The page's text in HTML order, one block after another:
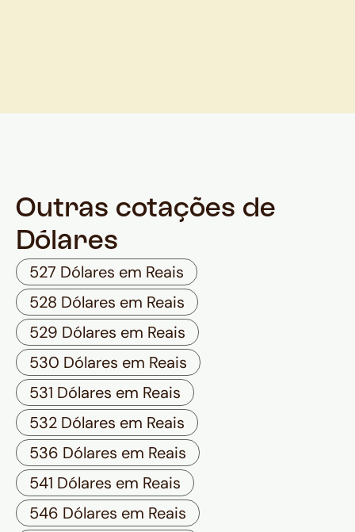
Outras cotações de
Dólares
527 Dólares em Reais
528 Dólares em Reais
529 Dólares em Reais
530 Dólares em Reais
531 Dólares em Reais
532 Dólares em Reais
536 Dólares em Reais
541 Dólares em Reais
546 Dólares em Reais